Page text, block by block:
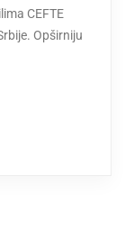
CEFTE
Opširniju